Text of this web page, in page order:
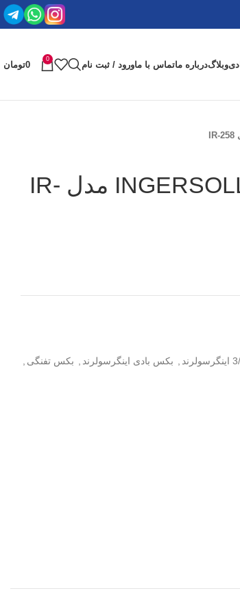
وبلاگدرباره ماتماس با ماورود / ثبت نام
0
0تومان
بکس بادی ۳/۴ INGERSOLL RAND مدل IR-
بکس بادی اینگرسولرند بکس تفنگی